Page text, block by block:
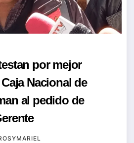
por mejor
Nacional de
al pedido de